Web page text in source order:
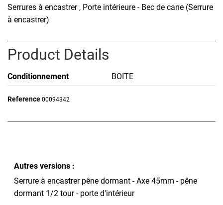
Serrures à encastrer , Porte intérieure - Bec de cane (Serrure
à encastrer)
Product Details
Conditionnement BOITE
Reference 00094342
Autres versions :
Serrure à encastrer pêne dormant - Axe 45mm - pêne
dormant 1/2 tour - porte d'intérieur